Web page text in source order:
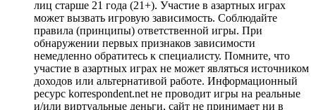
лиц старше 21 года (21+). Участие в азартных играх
может вызвать игровую зависимость. Соблюдайте
правила (принципы) ответственной игры. При
обнаружении первых признаков зависимости
немедленно обратитесь к специалисту. Помните, что
участие в азартных играх не может являться источником
доходов или альтернативой работе. Информационный
ресурс korrespondent.net не проводит игры на реальные
и/или виртуальные деньги, сайт не принимает ни в